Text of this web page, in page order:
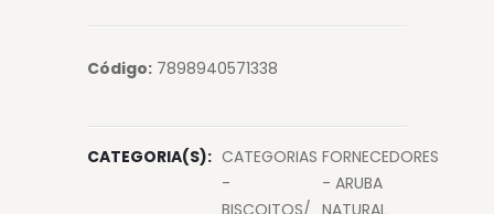
Código: 7898940571338
CATEGORIA(S): CATEGORIAS
-
BISCOITOS/
FORNECEDORES
- ARUBA
NATURAL